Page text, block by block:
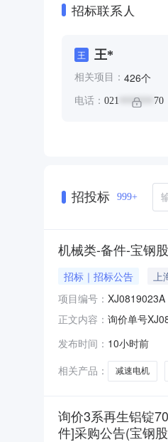
招标联系人
王 王*
相关项目： 426个
电话： 021 ******* 70
招投标 999+
机械类-备件-宝钢
招标｜招标公告
项目编号： XJ0819023A
正文内容： 询价单号
比:187;外形
发布时间： 10小时前
相关产品：
减速电机
询价3系再生铝锭
件]采购公告(宝钢